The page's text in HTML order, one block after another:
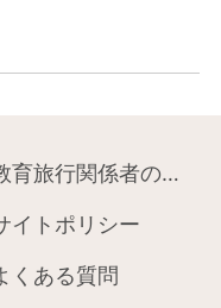
育旅行関係者の皆様へ
イトポリシー
くある質問